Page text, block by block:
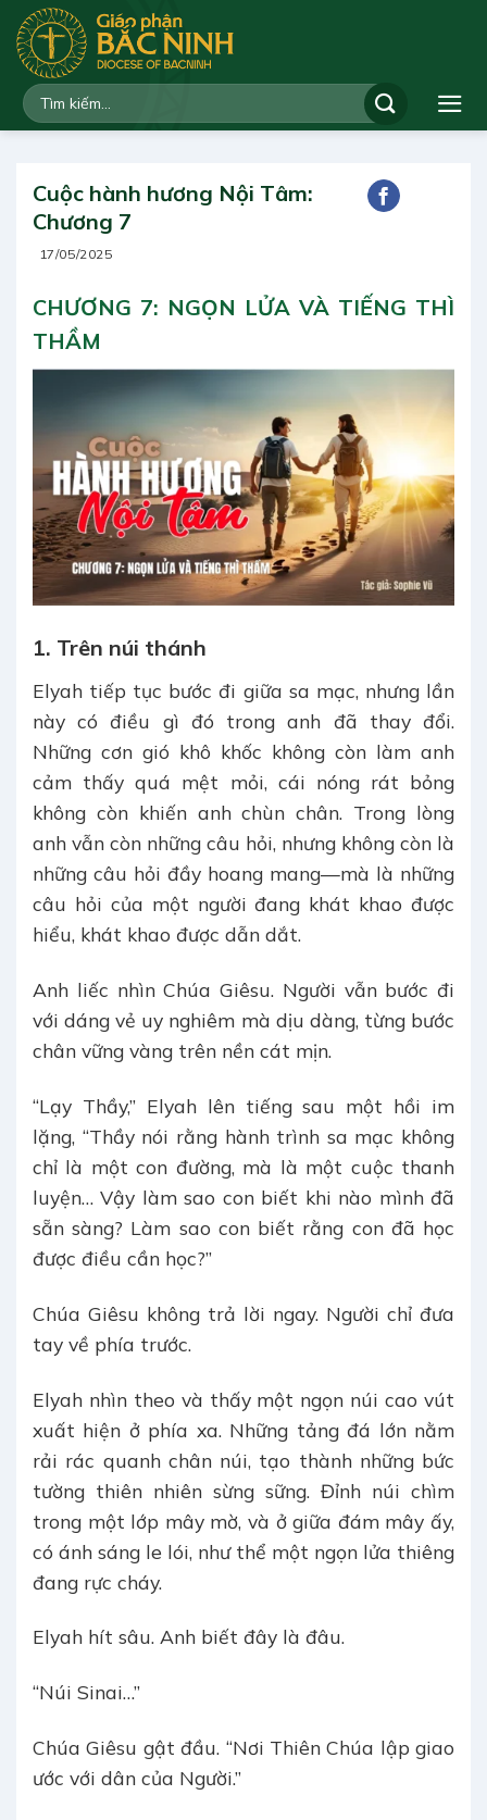
qua
dung
Cuộc hành hương Nội Tâm:
Chương 7
17/05/2025
CHƯƠNG 7: NGỌN LỬA VÀ TIẾNG THÌ
THẦM
1. Trên núi thánh
Elyah tiếp tục bước đi giữa sa mạc, nhưng lần
này có điều gì đó trong anh đã thay đổi.
Những cơn gió khô khốc không còn làm anh
cảm thấy quá mệt mỏi, cái nóng rát bỏng
không còn khiến anh chùn chân. Trong lòng
anh vẫn còn những câu hỏi, nhưng không còn là
những câu hỏi đầy hoang mang—mà là những
câu hỏi của một người đang khát khao được
hiểu, khát khao được dẫn dắt.
Anh liếc nhìn Chúa Giêsu. Người vẫn bước đi
với dáng vẻ uy nghiêm mà dịu dàng, từng bước
chân vững vàng trên nền cát mịn.
“Lạy Thầy,” Elyah lên tiếng sau một hồi im
lặng, “Thầy nói rằng hành trình sa mạc không
chỉ là một con đường, mà là một cuộc thanh
luyện… Vậy làm sao con biết khi nào mình đã
sẵn sàng? Làm sao con biết rằng con đã học
được điều cần học?”
Chúa Giêsu không trả lời ngay. Người chỉ đưa
tay về phía trước.
Elyah nhìn theo và thấy một ngọn núi cao vút
xuất hiện ở phía xa. Những tảng đá lớn nằm
rải rác quanh chân núi, tạo thành những bức
tường thiên nhiên sừng sững. Đỉnh núi chìm
trong một lớp mây mờ, và ở giữa đám mây ấy,
có ánh sáng le lói, như thể một ngọn lửa thiêng
đang rực cháy.
Elyah hít sâu. Anh biết đây là đâu.
“Núi Sinai…”
Chúa Giêsu gật đầu. “Nơi Thiên Chúa lập giao
ước với dân của Người.”